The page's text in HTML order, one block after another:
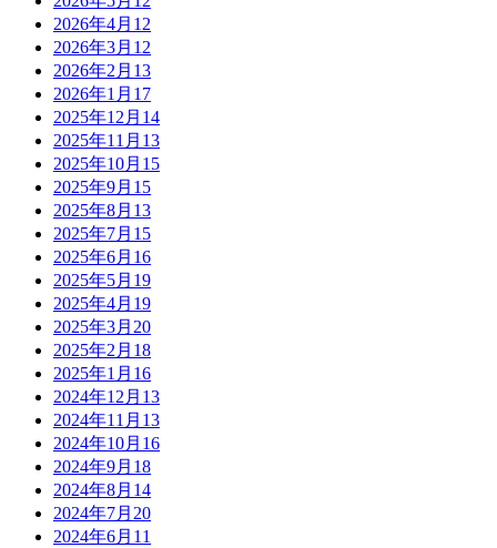
2026年4月 12
2026年3月 12
2026年2月 13
2026年1月 17
2025年12月 14
2025年11月 13
2025年10月 15
2025年9月 15
2025年8月 13
2025年7月 15
2025年6月 16
2025年5月 19
2025年4月 19
2025年3月 20
2025年2月 18
2025年1月 16
2024年12月 13
2024年11月 13
2024年10月 16
2024年9月 18
2024年8月 14
2024年7月 20
2024年6月 11